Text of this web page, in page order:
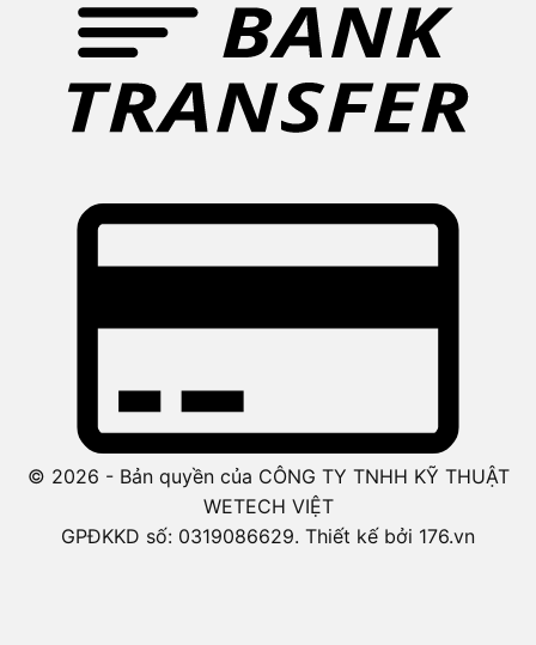
© 2026 - Bản quyền của CÔNG TY TNHH KỸ THUẬT
WETECH VIỆT
GPĐKKD số: 0319086629. Thiết kế bởi 176.vn